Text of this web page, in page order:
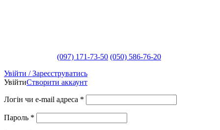
(097) 171-73-50 (050) 586-76-20
Увійти / Зареєструватись
УвійтиСтворити аккаунт
Логін чи e-mail адреса *
Пароль *